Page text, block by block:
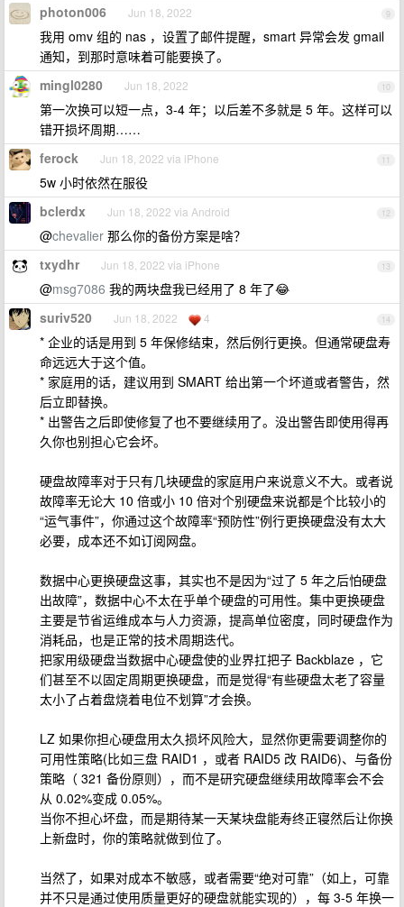
9
photon006 Jun 18, 2022
我用 omv 组的 nas ，设置了邮件提醒，smart 异常会发 gmail
通知，到那时意味着可能要换了。
10
mingl0280 Jun 18, 2022
第一次换可以短一点，3-4 年；以后差不多就是 5 年。这样可以
错开损坏周期……
11
ferock Jun 18, 2022 via iPhone
5w 小时依然在服役
12
bclerdx Jun 18, 2022 via Android
@chevalier 那么你的备份方案是啥？
13
txydhr Jun 18, 2022 via iPhone
@msg7086 我的两块盘我已经用了 8 年了😂
14
suriv520 Jun 18, 2022 4
* 企业的话是用到 5 年保修结束，然后例行更换。但通常硬盘寿
命远远大于这个值。
* 家庭用的话，建议用到 SMART 给出第一个坏道或者警告，然
后立即替换。
* 出警告之后即使修复了也不要继续用了。没出警告即使用得再
久你也别担心它会坏。
硬盘故障率对于只有几块硬盘的家庭用户来说意义不大。或者说
故障率无论大 10 倍或小 10 倍对个别硬盘来说都是个比较小的
“运气事件”，你通过这个故障率“预防性”例行更换硬盘没有太大
必要，成本还不如订阅网盘。
数据中心更换硬盘这事，其实也不是因为“过了 5 年之后怕硬盘
出故障”，数据中心不太在乎单个硬盘的可用性。集中更换硬盘
主要是节省运维成本与人力资源，提高单位密度，同时硬盘作为
消耗品，也是正常的技术周期迭代。
把家用级硬盘当数据中心硬盘使的业界扛把子 Backblaze ，它
们甚至不以固定周期更换硬盘，而是觉得“有些硬盘太老了容量
太小了占着盘烧着电位不划算”才会换。
LZ 如果你担心硬盘用太久损坏风险大，显然你更需要调整你的
可用性策略(比如三盘 RAID1 ，或者 RAID5 改 RAID6)、与备份
策略（ 321 备份原则），而不是研究硬盘继续用故障率会不会
从 0.02%变成 0.05%。
当你不担心坏盘，而是期待某一天某块盘能寿终正寝然后让你换
上新盘时，你的策略就做到位了。
当然了，如果对成本不敏感，或者需要“绝对可靠”（如上，可靠
并不只是通过使用质量更好的硬盘就能实现的），每 3-5 年换一